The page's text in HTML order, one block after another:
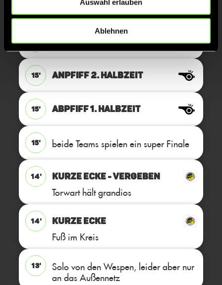
Auswahl erlauben
Ablehnen
Schuss neben das Tor
16' KURZE ECKE
15' ANPFIFF 2. Halbzeit
15' ABPFIFF 1. Halbzeit
15' beide Teams spielen ein super Finale
14' KURZE ECKE - VERGEBEN
Torwart hält grandios
14' KURZE ECKE
Fuß im Kreis
13'
Solo von den Wespen, leider aber nur
an das Außennetz